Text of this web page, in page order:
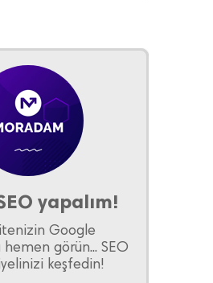
yapalım!
Google
hemen görün... SEO
keşfedin!